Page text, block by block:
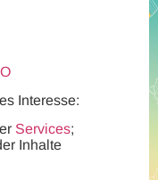
Interesse:
Services;
Inhalte